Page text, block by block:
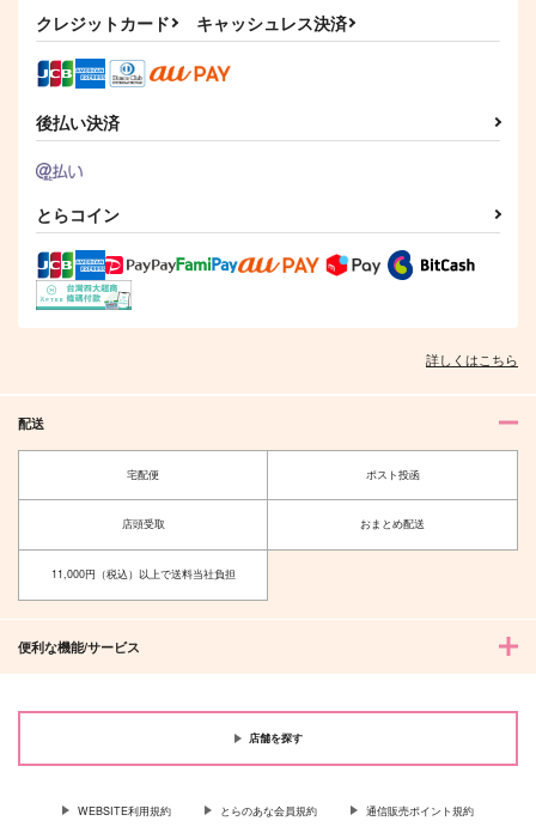
クレジットカード キャッシュレス決済
後払い決済
とらコイン
詳しくはこちら
配送
宅配便 ポスト投函
店頭受取 おまとめ配送
11,000円（税込）以上で送料当社負担
便利な機能/サービス
店舗を探す
WEBSITE利用規約 とらのあな会員規約 通信販売ポイント規約